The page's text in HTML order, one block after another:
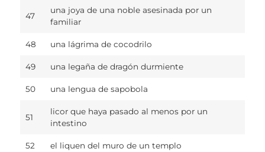
47
una joya de una noble asesinada por un
familiar
48 una lágrima de cocodrilo
49 una legaña de dragón durmiente
50 una lengua de sapobola
51
licor que haya pasado al menos por un
intestino
52 el liquen del muro de un templo